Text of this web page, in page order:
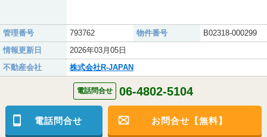
管理番号 793762 物件番号
B02318-000299
情報更新日
2026年03月05日
不動産会社
株式会社R-JAPAN
電話問合せ 06-4802-5104
電話問合せ お問合せ【無料】